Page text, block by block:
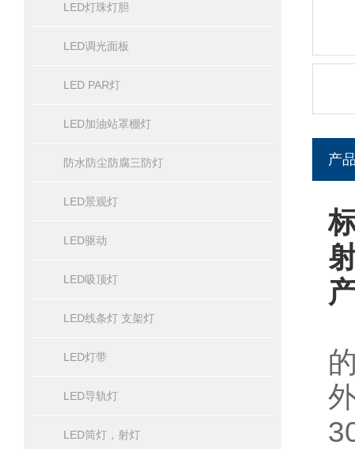
LED灯珠灯胆
LED调光面板
LED PAR灯
LED加油站罩棚灯
防水防尘防腐三防灯
LED景观灯
LED驱动
LED吸顶灯
LED线条灯 支架灯
LED灯带
LED导轨灯
LED筒灯，射灯
产